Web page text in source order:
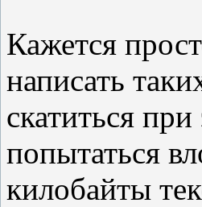
Кажется
написать
скатиться
попытаться
килобайты